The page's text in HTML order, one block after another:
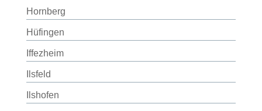
Hornberg
Hüfingen
Iffezheim
Ilsfeld
Ilshofen